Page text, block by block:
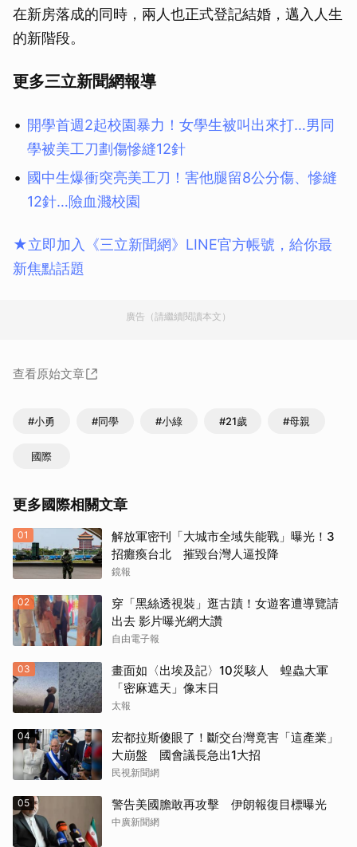
在新房落成的同時，兩人也正式登記結婚，邁入人生
的新階段。
更多三立新聞網報導
開學首週2起校園暴力！女學生被叫出來打…男同
學被美工刀劃傷慘縫12針
國中生爆衝突亮美工刀！害他腿留8公分傷、慘縫
12針…險血濺校園
★立即加入《三立新聞網》LINE官方帳號，給你最
新焦點話題
廣告（請繼續閱讀本文）
查看原始文章
#小勇 #同學 #小綠 #21歲 #母親
國際
更多國際相關文章
01
解放軍密刊「大城市全域失能戰」曝光！3
招癱瘓台北 摧毀台灣人逼投降
鏡報
02
穿「黑絲透視裝」逛古蹟！女遊客遭導覽請
出去 影片曝光網大讚
自由電子報
03
畫面如〈出埃及記〉10災駭人 蝗蟲大軍
「密麻遮天」像末日
太報
04
宏都拉斯傻眼了！斷交台灣竟害「這產業」
大崩盤 國會議長急出1大招
民視新聞網
05 警告美國膽敢再攻擊 伊朗報復目標曝光
中廣新聞網